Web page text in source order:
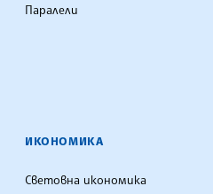
Паралели
ИКОНОМИКА
Световна икономика